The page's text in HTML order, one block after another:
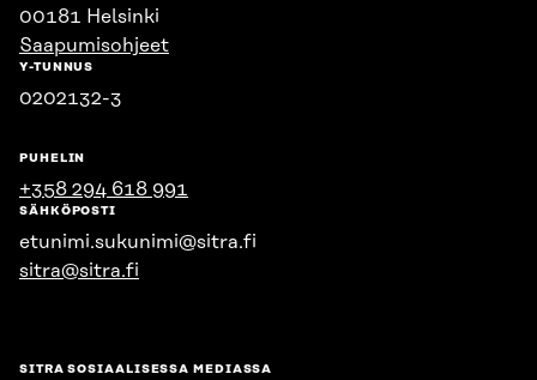
00181 Helsinki
Saapumisohjeet
Y-TUNNUS
0202132-3
PUHELIN
+358 294 618 991
SÄHKÖPOSTI
etunimi.sukunimi@sitra.fi
sitra@sitra.fi
SITRA SOSIAALISESSA MEDIASSA